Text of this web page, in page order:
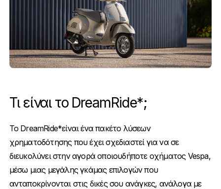
Τι είναι το DreamRide*;
Το DreamRide*είναι ένα πακέτο λύσεων
χρηματοδότησης που έχει σχεδιαστεί για να σε
διευκολύνει στην αγορά οποιουδήποτε οχήματος Vespa,
μέσω μιας μεγάλης γκάμας επιλογών που
ανταποκρίνονται στις δικές σου ανάγκες, ανάλογα με